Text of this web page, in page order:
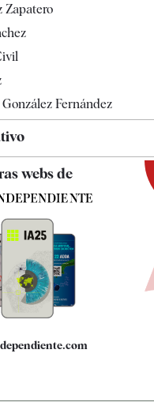
Zapatero
Fernández
webs de